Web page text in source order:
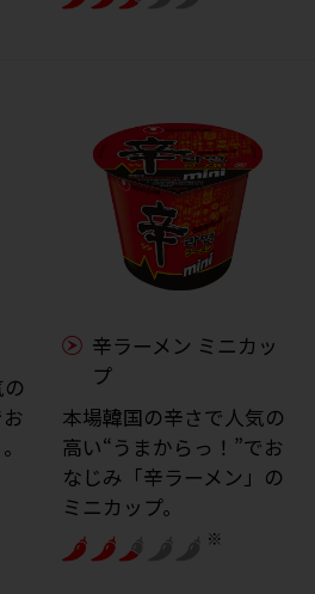
辛ラーメン ミニカッ
プ
本場韓国の辛さで人気の
高い“うまからっ！”でお
なじみ「辛ラーメン」の
ミニカップ。
※